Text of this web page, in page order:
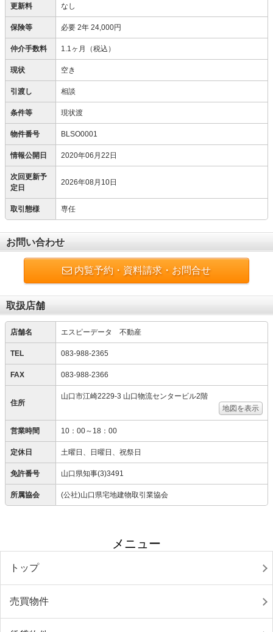
更新料 なし
保険等 必要 2年 24,000円
仲介手数料 1.1ヶ月（税込）
現状 空き
引渡し 相談
条件等 現状渡
物件番号 BLSO0001
情報公開日 2020年06月22日
次回更新予
定日
2026年08月10日
取引態様 専任
お問い合わせ
内覧予約・資料請求・お問合せ
取扱店舗
店舗名 エスピーデータ 不動産
TEL 083-988-2365
FAX 083-988-2366
住所
山口市江崎2229-3 山口物流センタービル2階
地図を表示
営業時間 10：00～18：00
定休日 土曜日、日曜日、祝祭日
免許番号 山口県知事(3)3491
所属協会 (公社)山口県宅地建物取引業協会
メニュー
トップ
売買物件